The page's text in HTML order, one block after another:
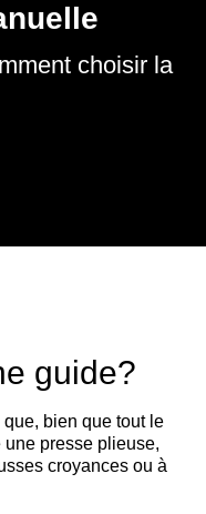
choisir la
guide?
bien que tout le
presse plieuse,
croyances ou à